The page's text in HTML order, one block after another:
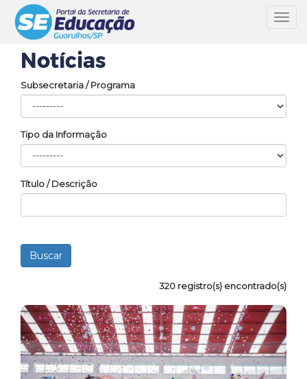
Notícias
Subsecretaria / Programa
Tipo da Informação
Título / Descrição
320 registro(s) encontrado(s)